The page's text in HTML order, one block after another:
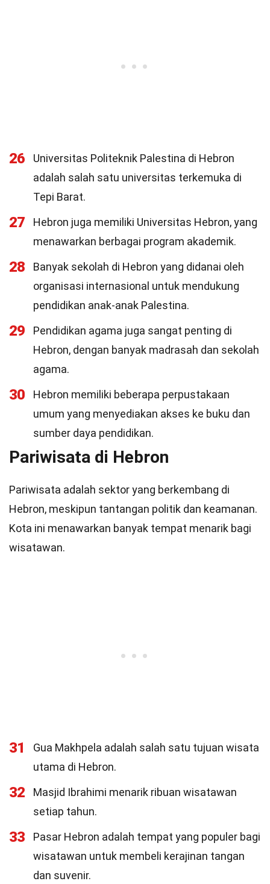
26
Universitas Politeknik Palestina di Hebron
adalah salah satu universitas terkemuka di
Tepi Barat.
27
Hebron juga memiliki Universitas Hebron, yang
menawarkan berbagai program akademik.
28
Banyak sekolah di Hebron yang didanai oleh
organisasi internasional untuk mendukung
pendidikan anak-anak Palestina.
29
Pendidikan agama juga sangat penting di
Hebron, dengan banyak madrasah dan sekolah
agama.
30
Hebron memiliki beberapa perpustakaan
umum yang menyediakan akses ke buku dan
sumber daya pendidikan.
Pariwisata di Hebron
Pariwisata adalah sektor yang berkembang di
Hebron, meskipun tantangan politik dan keamanan.
Kota ini menawarkan banyak tempat menarik bagi
wisatawan.
31
Gua Makhpela adalah salah satu tujuan wisata
utama di Hebron.
32
Masjid Ibrahimi menarik ribuan wisatawan
setiap tahun.
33
Pasar Hebron adalah tempat yang populer bagi
wisatawan untuk membeli kerajinan tangan
dan suvenir.